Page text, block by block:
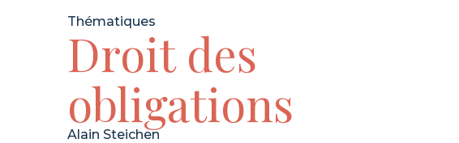
Thématiques
Droit des
obligations
Alain Steichen